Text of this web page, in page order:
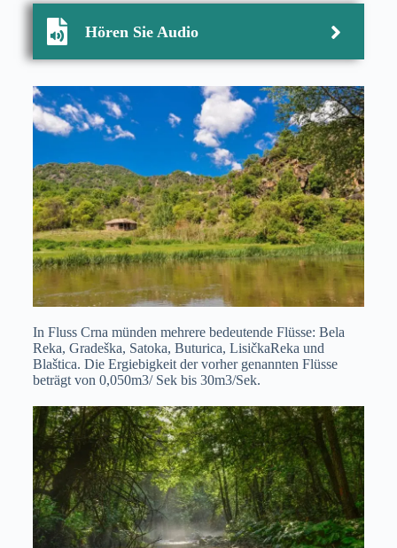
Hören Sie Audio
In Fluss Crna münden mehrere bedeutende Flüsse: Bela
Reka, Gradeška, Satoka, Buturica, LisičkaReka und
Blaštica. Die Ergiebigkeit der vorher genannten Flüsse
beträgt von 0,050m3/ Sek bis 30m3/Sek.